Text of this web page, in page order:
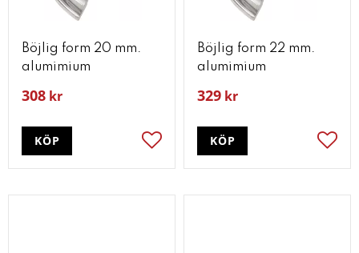
Böjlig form 20 mm.
alumimium
308 kr
Lägg till i favoriter
KÖP
Böjlig form 22 mm.
alumimium
329 kr
KÖP